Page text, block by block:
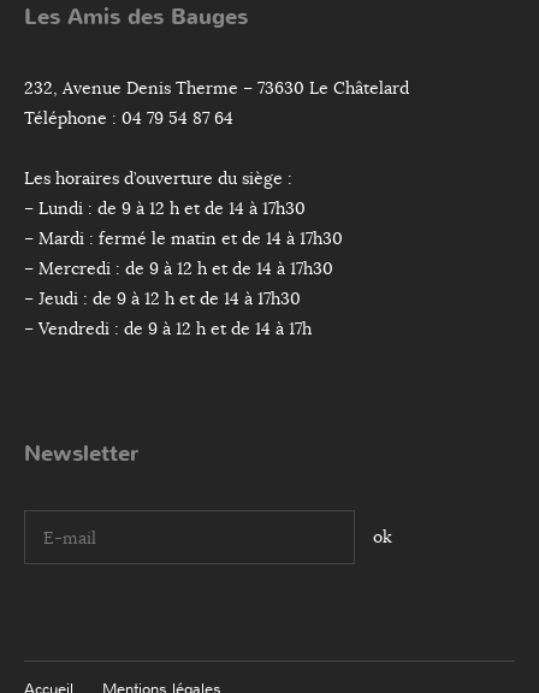
Les Amis des Bauges
232, Avenue Denis Therme – 73630 Le Châtelard
Téléphone : 04 79 54 87 64
Les horaires d’ouverture du siège :
– Lundi : de 9 à 12 h et de 14 à 17h30
– Mardi : fermé le matin et de 14 à 17h30
– Mercredi : de 9 à 12 h et de 14 à 17h30
– Jeudi : de 9 à 12 h et de 14 à 17h30
– Vendredi : de 9 à 12 h et de 14 à 17h
Newsletter
I agree terms and conditions.*
Accueil Mentions légales